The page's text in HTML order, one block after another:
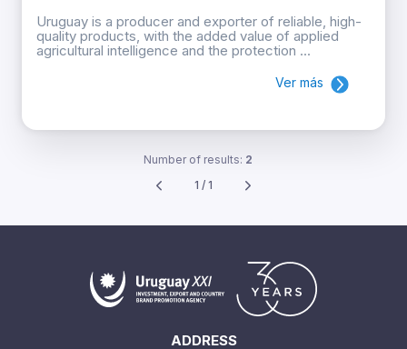
Uruguay is a producer and exporter of reliable, high-
quality products, with the added value of applied
agricultural intelligence and the protection ...
Ver más
Number of results: 2
1 / 1
ADDRESS